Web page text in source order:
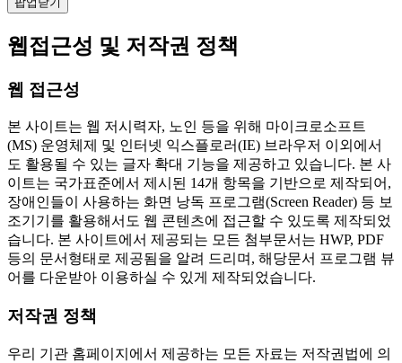
웹접근성 및 저작권 정책
웹 접근성
본 사이트는 웹 저시력자, 노인 등을 위해 마이크로소프트
(MS) 운영체제 및 인터넷 익스플로러(IE) 브라우저 이외에서
도 활용될 수 있는 글자 확대 기능을 제공하고 있습니다. 본 사
이트는 국가표준에서 제시된 14개 항목을 기반으로 제작되어,
장애인들이 사용하는 화면 낭독 프로그램(Screen Reader) 등 보
조기기를 활용해서도 웹 콘텐츠에 접근할 수 있도록 제작되었
습니다. 본 사이트에서 제공되는 모든 첨부문서는 HWP, PDF
등의 문서형태로 제공됨을 알려 드리며, 해당문서 프로그램 뷰
어를 다운받아 이용하실 수 있게 제작되었습니다.
저작권 정책
우리 기관 홈페이지에서 제공하는 모든 자료는 저작권법에 의